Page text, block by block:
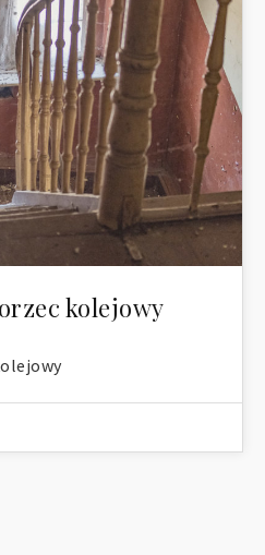
kolejowy